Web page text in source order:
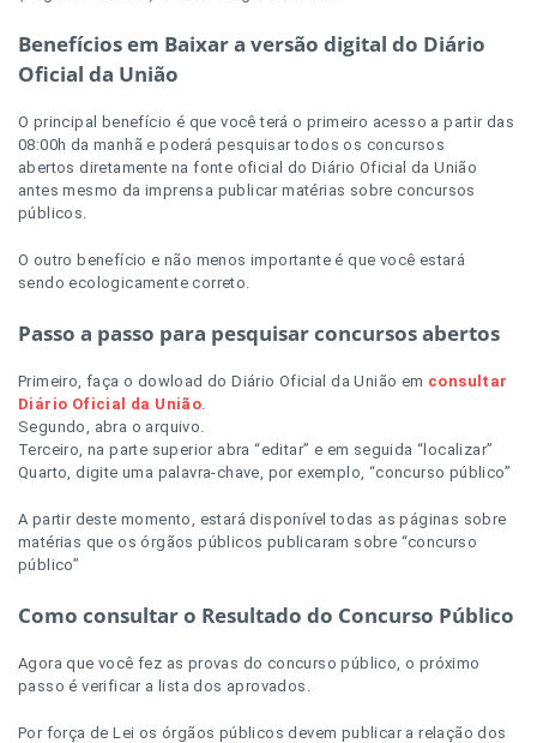
Benefícios em Baixar a versão digital do Diário
Oficial da União
O principal benefício é que você terá o primeiro acesso a partir das
08:00h da manhã e poderá pesquisar todos os concursos
abertos diretamente na fonte oficial do Diário Oficial da União
antes mesmo da imprensa publicar matérias sobre concursos
públicos.
O outro benefício e não menos importante é que você estará
sendo ecologicamente correto.
Passo a passo para pesquisar concursos abertos
Primeiro, faça o dowload do Diário Oficial da União em consultar
Diário Oficial da União
Segundo, abra o arquivo.
Terceiro, na parte superior abra “editar” e em seguida “localizar”
Quarto, digite uma palavra-chave, por exemplo, “concurso público”
A partir deste momento, estará disponível todas as páginas sobre
matérias que os órgãos públicos publicaram sobre “concurso
público”
Como consultar o Resultado do Concurso Público
Agora que você fez as provas do concurso público, o próximo
passo é verificar a lista dos aprovados.
Por força de Lei os órgãos públicos devem publicar a relação dos